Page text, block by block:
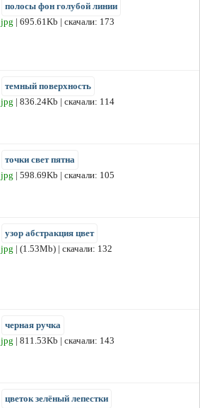
полосы фон голубой линии
jpg | 695.61Kb | скачали: 173
темный поверхность
jpg | 836.24Kb | скачали: 114
точки свет пятна
jpg | 598.69Kb | скачали: 105
узор абстракция цвет
jpg | (1.53Mb) | скачали: 132
черная ручка
jpg | 811.53Kb | скачали: 143
цветок зелёный лепестки